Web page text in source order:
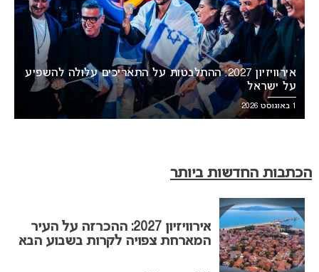
אירוויזיון 2027: ההתלבטות על התאריכים עלולה להשפיע
על ישראל
1 באוגוסט 2026
הכתבות החדשות ביותר
אירוויזיון 2027: ההכרזה על העיר
המארחת צפויה לקרות בשבוע הבא